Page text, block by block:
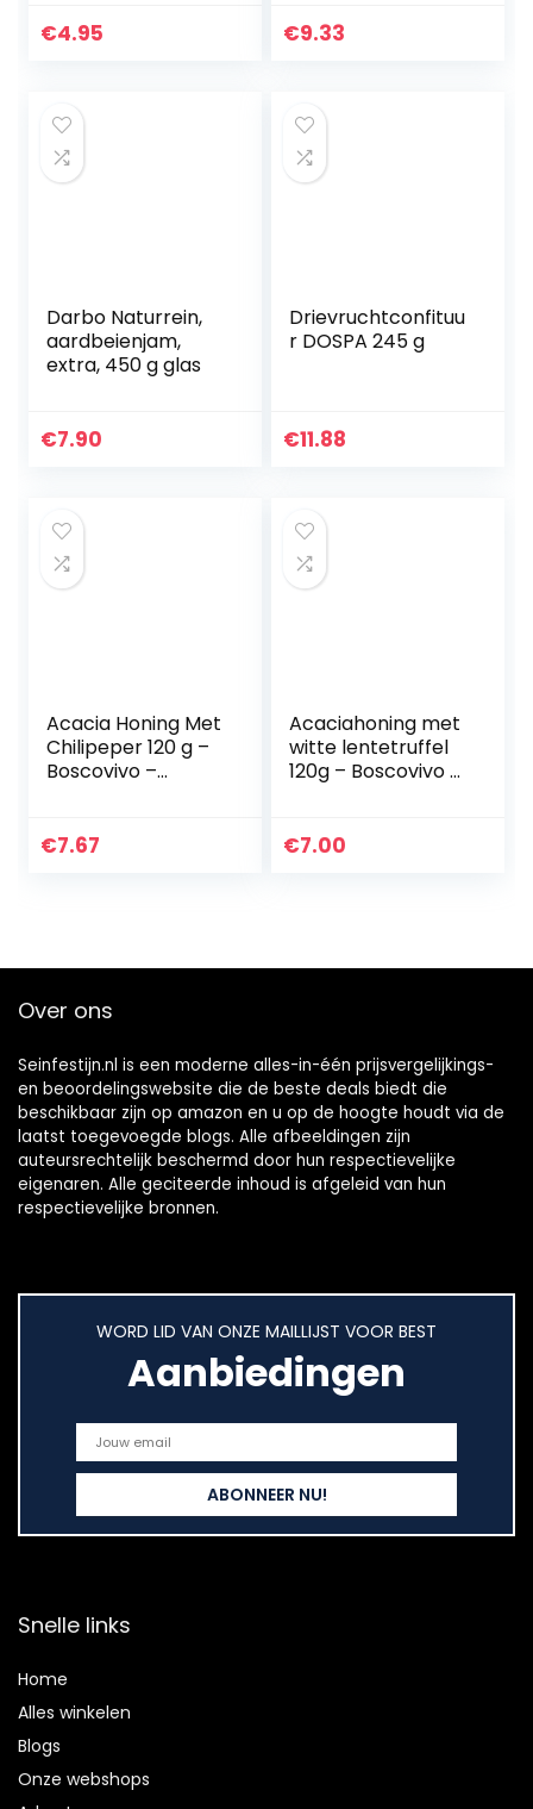
€4.95 €9.33
Darbo Naturrein,
aardbeienjam,
extra, 450 g glas
€7.90
Drievruchtconfituu
r DOSPA 245 g
€11.88
Acacia Honing Met
Chilipeper 120 g –
Boscovivo –
€7.67
Acaciahoning met
witte lentetruffel
120g – Boscovivo –
€7.00
Over ons
Seinfestijn.nl is een moderne alles-in-één prijsvergelijkings-
en beoordelingswebsite die de beste deals biedt die
beschikbaar zijn op amazon en u op de hoogte houdt via de
laatst toegevoegde blogs. Alle afbeeldingen zijn
auteursrechtelijk beschermd door hun respectievelijke
eigenaren. Alle geciteerde inhoud is afgeleid van hun
respectievelijke bronnen.
WORD LID VAN ONZE MAILLIJST VOOR BEST
Aanbiedingen
Snelle links
Home
Alles winkelen
Blogs
Onze webshops